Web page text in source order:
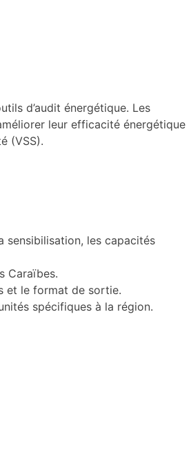
d’audit énergétique. Les
leur efficacité énergétique
(VSS).
sensibilisation, les capacités
Caraïbes.
et le format de sortie.
spécifiques à la région.